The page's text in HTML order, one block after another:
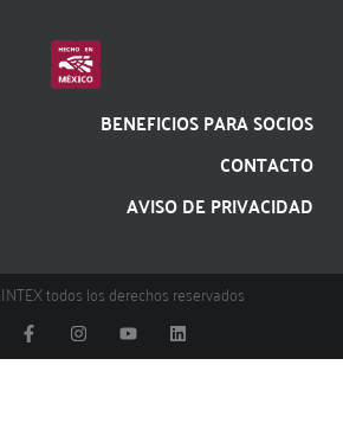
BENEFICIOS PARA SOCIOS
CONTACTO
AVISO DE PRIVACIDAD
todos los derechos reservados